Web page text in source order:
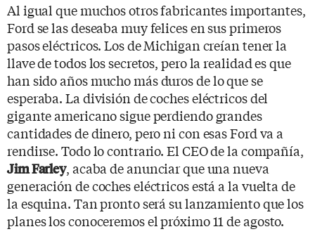
Al igual que muchos otros fabricantes importantes,
Ford se las deseaba muy felices en sus primeros
pasos eléctricos. Los de Michigan creían tener la
llave de todos los secretos, pero la realidad es que
han sido años mucho más duros de lo que se
esperaba. La división de coches eléctricos del
gigante americano sigue perdiendo grandes
cantidades de dinero, pero ni con esas Ford va a
rendirse. Todo lo contrario. El CEO de la compañía,
Jim Farley, acaba de anunciar que una nueva
generación de coches eléctricos está a la vuelta de
la esquina. Tan pronto será su lanzamiento que los
planes los conoceremos el próximo 11 de agosto.